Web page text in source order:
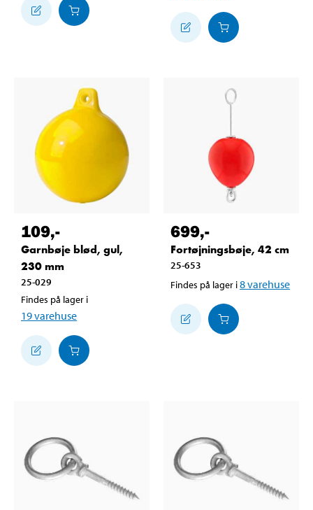
109,-
Garnbøje blød, gul,
230 mm
25-029
Findes på lager i
19varehuse
699,-
Fortøjningsbøje, 42 cm
25-653
Findes på lager i8varehuse